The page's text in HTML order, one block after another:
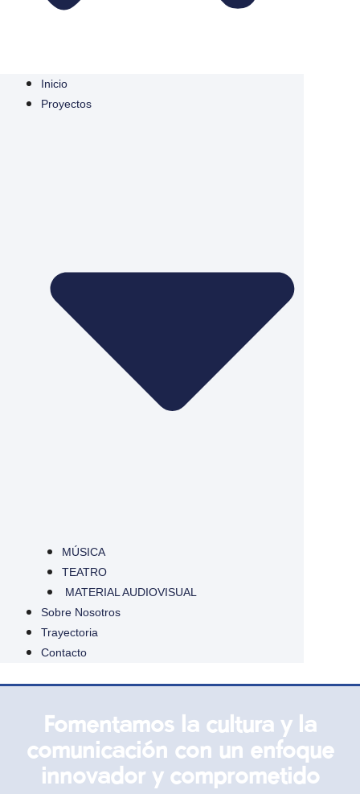
Inicio
Proyectos
MÚSICA
TEATRO
MATERIAL AUDIOVISUAL
Sobre Nosotros
Trayectoria
Contacto
Fomentamos la cultura y la
comunicación con un enfoque
innovador y comprometido